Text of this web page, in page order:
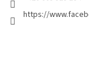
https://